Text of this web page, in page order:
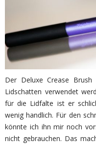
Der Deluxe Crease
Lidschatten verwendet
für die Lidfalte ist er
wenig handlich. Für den
könnte ich ihn mir noch
nicht gebrauchen. Das